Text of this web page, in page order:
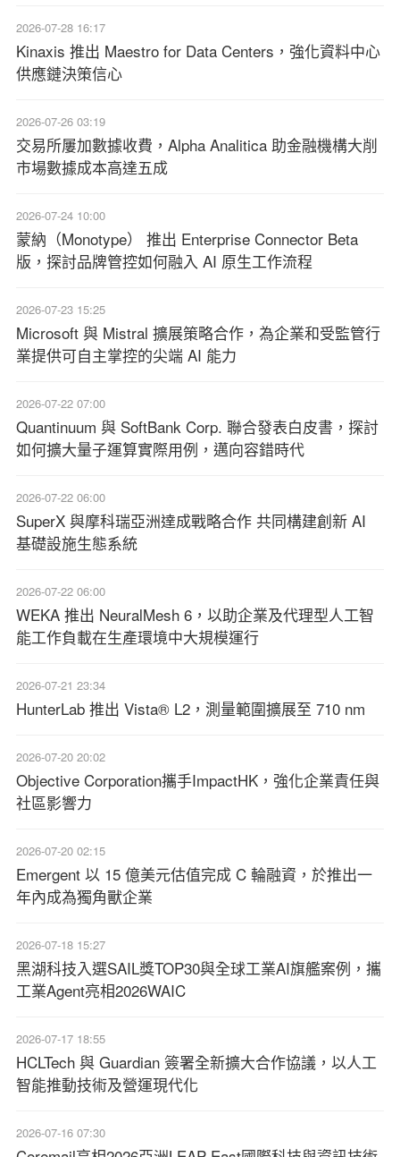
2026-07-28 16:17
Kinaxis 推出 Maestro for Data Centers，強化資料中心
供應鏈決策信心
2026-07-26 03:19
交易所屢加數據收費，Alpha Analitica 助金融機構大削
市場數據成本高達五成
2026-07-24 10:00
蒙納（Monotype） 推出 Enterprise Connector Beta
版，探討品牌管控如何融入 AI 原生工作流程
2026-07-23 15:25
Microsoft 與 Mistral 擴展策略合作，為企業和受監管行
業提供可自主掌控的尖端 AI 能力
2026-07-22 07:00
Quantinuum 與 SoftBank Corp. 聯合發表白皮書，探討
如何擴大量子運算實際用例，邁向容錯時代
2026-07-22 06:00
SuperX 與摩科瑞亞洲達成戰略合作 共同構建創新 AI
基礎設施生態系統
2026-07-22 06:00
WEKA 推出 NeuralMesh 6，以助企業及代理型人工智
能工作負載在生產環境中大規模運行
2026-07-21 23:34
HunterLab 推出 Vista® L2，測量範圍擴展至 710 nm
2026-07-20 20:02
Objective Corporation攜手ImpactHK，強化企業責任與
社區影響力
2026-07-20 02:15
Emergent 以 15 億美元估值完成 C 輪融資，於推出一
年內成為獨角獸企業
2026-07-18 15:27
黑湖科技入選SAIL獎TOP30與全球工業AI旗艦案例，攜
工業Agent亮相2026WAIC
2026-07-17 18:55
HCLTech 與 Guardian 簽署全新擴大合作協議，以人工
智能推動技術及營運現代化
2026-07-16 07:30